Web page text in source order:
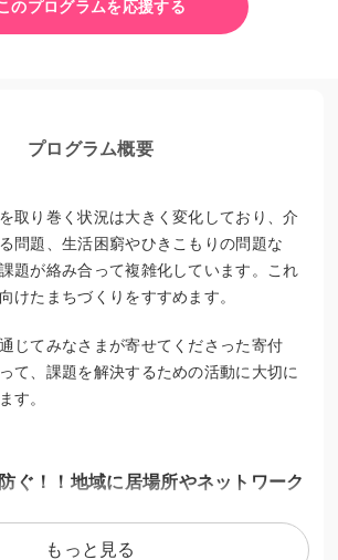
のプログラムを応援する
プログラム概要
取り巻く状況は大きく変化しており、介
問題、生活困窮やひきこもりの問題な
題が絡み合って複雑化しています。これ
けたまちづくりをすすめます。
じてみなさまが寄せてくださった寄付
て、課題を解決するための活動に大切に
す。
ぐ！！地域に居場所やネットワーク
もっと見る